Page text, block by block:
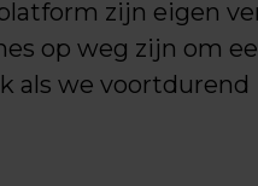
zijn eigen
op weg zijn om
als we voortdurend